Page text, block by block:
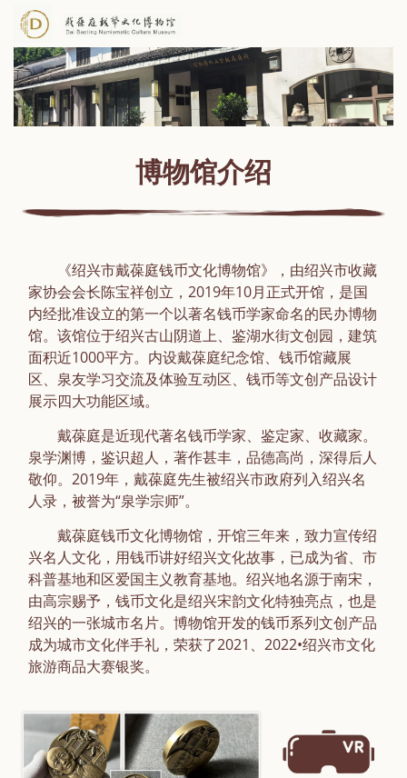
博物馆介绍
《绍兴市戴葆庭钱币文化博物馆》，由绍兴市收藏
家协会会长陈宝祥创立，2019年10月正式开馆，是国
内经批准设立的第一个以著名钱币学家命名的民办博物
馆。该馆位于绍兴古山阴道上、鉴湖水街文创园，建筑
面积近1000平方。内设戴葆庭纪念馆、钱币馆藏展
区、泉友学习交流及体验互动区、钱币等文创产品设计
展示四大功能区域。
戴葆庭是近现代著名钱币学家、鉴定家、收藏家。
泉学渊博，鉴识超人，著作甚丰，品德高尚，深得后人
敬仰。2019年，戴葆庭先生被绍兴市政府列入绍兴名
人录，被誉为“泉学宗师”。
戴葆庭钱币文化博物馆，开馆三年来，致力宣传绍
兴名人文化，用钱币讲好绍兴文化故事，已成为省、市
科普基地和区爱国主义教育基地。绍兴地名源于南宋，
由高宗赐予，钱币文化是绍兴宋韵文化特独亮点，也是
绍兴的一张城市名片。博物馆开发的钱币系列文创产品
成为城市文化伴手礼，荣获了2021、2022•绍兴市文化
旅游商品大赛银奖。